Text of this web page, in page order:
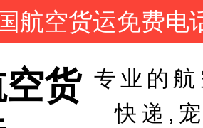
航空货运免费电
货 专业的
快递,